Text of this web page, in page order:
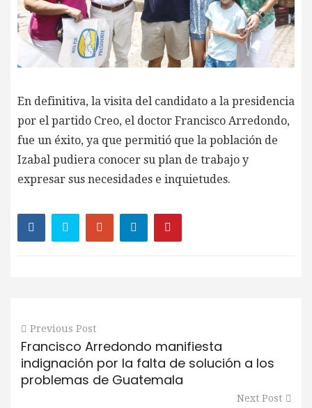
En definitiva, la visita del candidato a la presidencia
por el partido Creo, el doctor Francisco Arredondo,
fue un éxito, ya que permitió que la población de
Izabal pudiera conocer su plan de trabajo y
expresar sus necesidades e inquietudes.
Previous Post
Francisco Arredondo manifiesta
indignación por la falta de solución a los
problemas de Guatemala
Next Post